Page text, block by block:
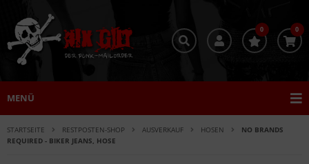
0 0
MENÜ
STARTSEITE RESTPOSTEN-SHOP AUSVERKAUF HOSEN
NO BRANDS
REQUIRED - BIKER JEANS, HOSE